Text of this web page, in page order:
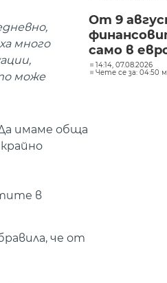
много
може
имаме обща
в
че от
От 9
само в
14:14, 07.08.2026
Чете се за: 04:50